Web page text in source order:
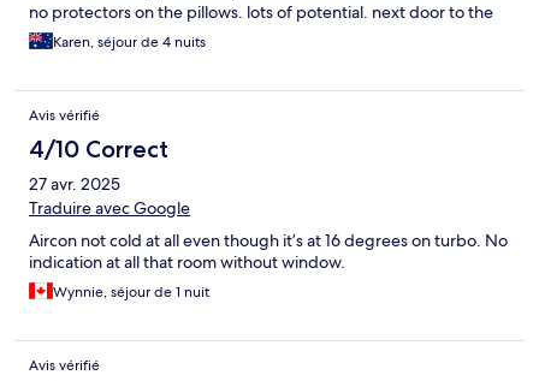
no protectors on the pillows. lots of potential. next door to the
hotel is a fabulous french restaurant and a good chinese
restaurant; no atm machine nearby and no laundry facilities.
Karen, séjour de 4 nuits
Avis vérifié
4/10 Correct
27 avr. 2025
Traduire avec Google
Aircon not cold at all even though it’s at 16 degrees on turbo. No
indication at all that room without window.
Wynnie, séjour de 1 nuit
Avis vérifié